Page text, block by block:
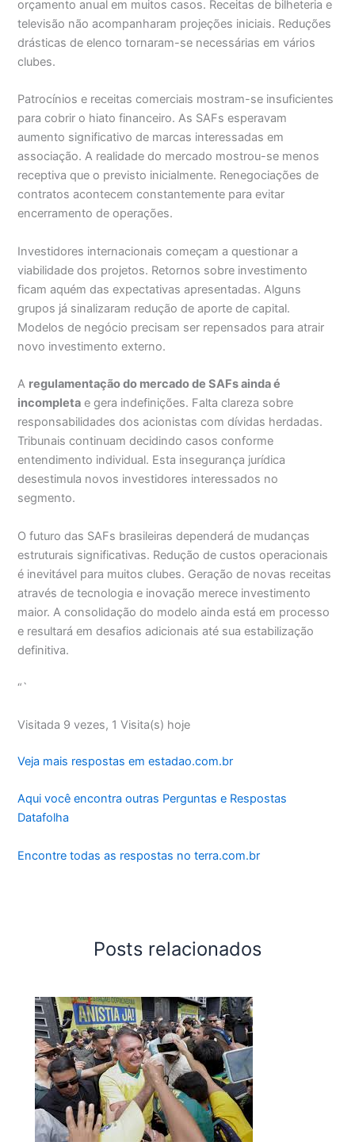
orçamento anual em muitos casos. Receitas de bilheteria e
televisão não acompanharam projeções iniciais. Reduções
drásticas de elenco tornaram-se necessárias em vários
clubes.
Patrocínios e receitas comerciais mostram-se insuficientes
para cobrir o hiato financeiro. As SAFs esperavam
aumento significativo de marcas interessadas em
associação. A realidade do mercado mostrou-se menos
receptiva que o previsto inicialmente. Renegociações de
contratos acontecem constantemente para evitar
encerramento de operações.
Investidores internacionais começam a questionar a
viabilidade dos projetos. Retornos sobre investimento
ficam aquém das expectativas apresentadas. Alguns
grupos já sinalizaram redução de aporte de capital.
Modelos de negócio precisam ser repensados para atrair
novo investimento externo.
A regulamentação do mercado de SAFs ainda é
incompleta e gera indefinições. Falta clareza sobre
responsabilidades dos acionistas com dívidas herdadas.
Tribunais continuam decidindo casos conforme
entendimento individual. Esta insegurança jurídica
desestimula novos investidores interessados no
segmento.
O futuro das SAFs brasileiras dependerá de mudanças
estruturais significativas. Redução de custos operacionais
é inevitável para muitos clubes. Geração de novas receitas
através de tecnologia e inovação merece investimento
maior. A consolidação do modelo ainda está em processo
e resultará em desafios adicionais até sua estabilização
definitiva.
“`
Visitada 9 vezes, 1 Visita(s) hoje
Veja mais respostas em estadao.com.br
Aqui você encontra outras Perguntas e Respostas
Datafolha
Encontre todas as respostas no terra.com.br
Posts relacionados